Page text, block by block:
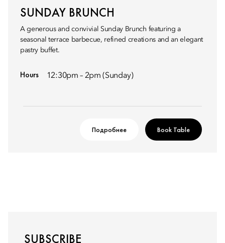
SUNDAY BRUNCH
A generous and convivial Sunday Brunch featuring a
seasonal terrace barbecue, refined creations and an elegant
pastry buffet.
Hours 12:30pm – 2pm (Sunday)
Подробнее Book Table
SUBSCRIBE